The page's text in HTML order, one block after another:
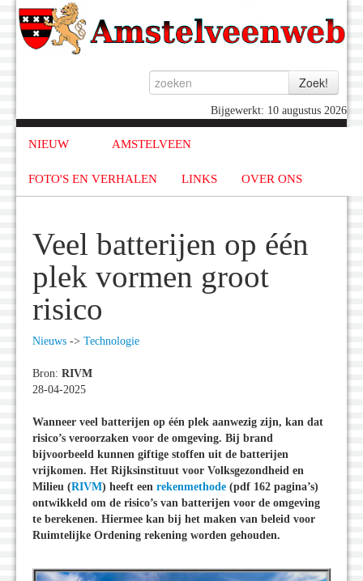
Bijgewerkt: 10 augustus 2026
NIEUW AMSTELVEEN
FOTO'S EN VERHALEN LINKS OVER ONS
Veel batterijen op één
plek vormen groot
risico
Nieuws -> Technologie
Bron: RIVM
28-04-2025
Wanneer veel batterijen op één plek aanwezig zijn, kan dat
risico’s veroorzaken voor de omgeving. Bij brand
bijvoorbeeld kunnen giftige stoffen uit de batterijen
vrijkomen. Het Rijksinstituut voor Volksgezondheid en
Milieu (RIVM) heeft een rekenmethode (pdf 162 pagina’s)
ontwikkeld om de risico’s van batterijen voor de omgeving
te berekenen. Hiermee kan bij het maken van beleid voor
Ruimtelijke Ordening rekening worden gehouden.